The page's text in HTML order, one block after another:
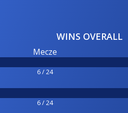
WINS OVERALL
Mecze
6 / 24
6 / 24